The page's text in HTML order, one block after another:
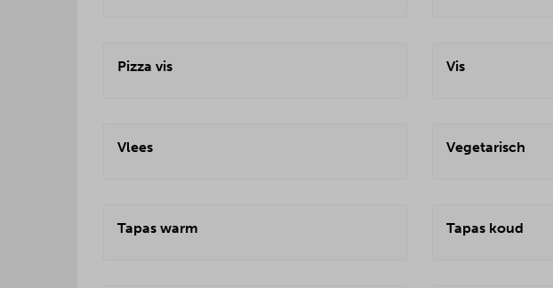
Pizza vis Vis
Vlees Vegetarisch
Tapas warm Tapas koud